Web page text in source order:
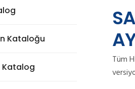
Tüm
Kataloğu
Katalog